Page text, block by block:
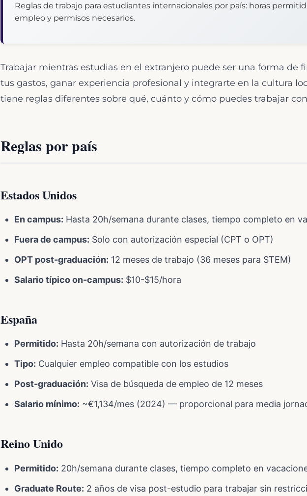
Reglas de trabajo para estudiantes internacionales por país: horas
empleo y permisos necesarios.
Trabajar mientras estudias en el extranjero puede ser una forma de
tus gastos, ganar experiencia profesional y integrarte en la cultura
tiene reglas diferentes sobre qué, cuánto y cómo puedes trabajar con
Reglas por país
Estados Unidos
En campus: Hasta 20h/semana durante clases, tiempo completo en
Fuera de campus: Solo con autorización especial (CPT o OPT)
OPT post-graduación: 12 meses de trabajo (36 meses para STEM)
Salario típico on-campus: $10-$15/hora
España
Permitido: Hasta 20h/semana con autorización de trabajo
Tipo: Cualquier empleo compatible con los estudios
Post-graduación: Visa de búsqueda de empleo de 12 meses
Salario mínimo: ~€1,134/mes (2024) — proporcional para media
Reino Unido
Permitido: 20h/semana durante clases, tiempo completo en
Graduate Route: 2 años de visa post-estudio para trabajar sin